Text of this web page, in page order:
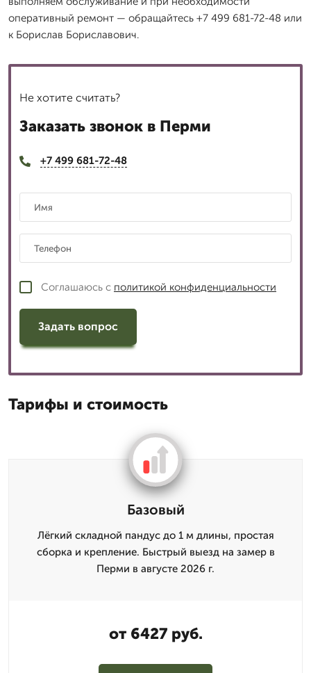
оперативный ремонт — обращайтесь +7 499 681-72-48 или
к Борислав Бориславович.
Не хотите считать?
Заказать звонок в Перми
+7 499 681-72-48
Соглашаюсь с политикой конфиденциальности
Задать вопрос
Тарифы и стоимость
Базовый
Лёгкий складной пандус до 1 м длины, простая
сборка и крепление. Быстрый выезд на замер в
Перми в августе 2026 г.
от 6427 руб.